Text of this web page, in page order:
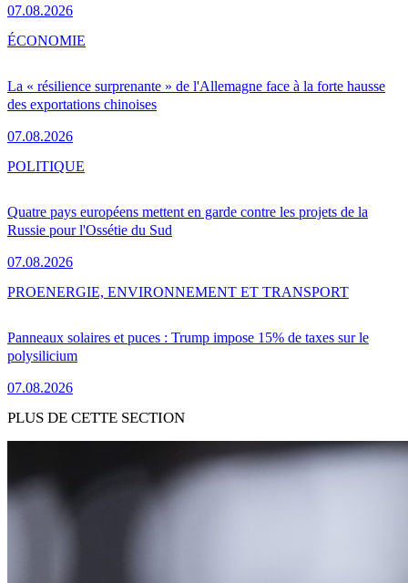
07.08.2026
La « résilience surprenante » de l'Allemagne face à la forte hausse
des exportations chinoises
07.08.2026
ÉCONOMIE
Quatre pays européens mettent en garde contre les projets de la
Russie pour l'Ossétie du Sud
07.08.2026
POLITIQUE
Panneaux solaires et puces : Trump impose 15% de taxes sur le
polysilicium
07.08.2026
PROENERGIE, ENVIRONNEMENT ET TRANSPORT
PLUS DE CETTE SECTION